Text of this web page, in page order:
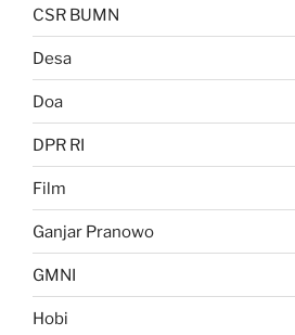
CSR BUMN
Desa
Doa
DPR RI
Film
Ganjar Pranowo
GMNI
Hobi